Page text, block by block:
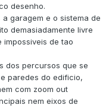
desenho.
garagem e o sistema de
demasiadamente livre
impossiveis de tao
dos percursos que se
paredes do edificio,
com zoom out
nem eixos de